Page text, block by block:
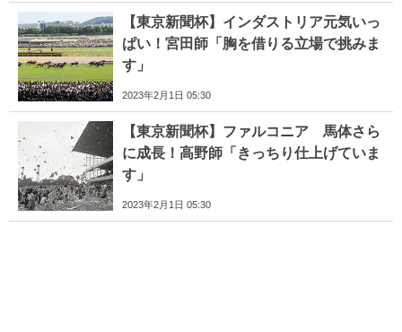
【東京新聞杯】インダストリア元気いっ
ぱい！宮田師「胸を借りる立場で挑みま
す」
2023年2月1日 05:30
【東京新聞杯】ファルコニア 馬体さら
に成長！高野師「きっちり仕上げていま
す」
2023年2月1日 05:30